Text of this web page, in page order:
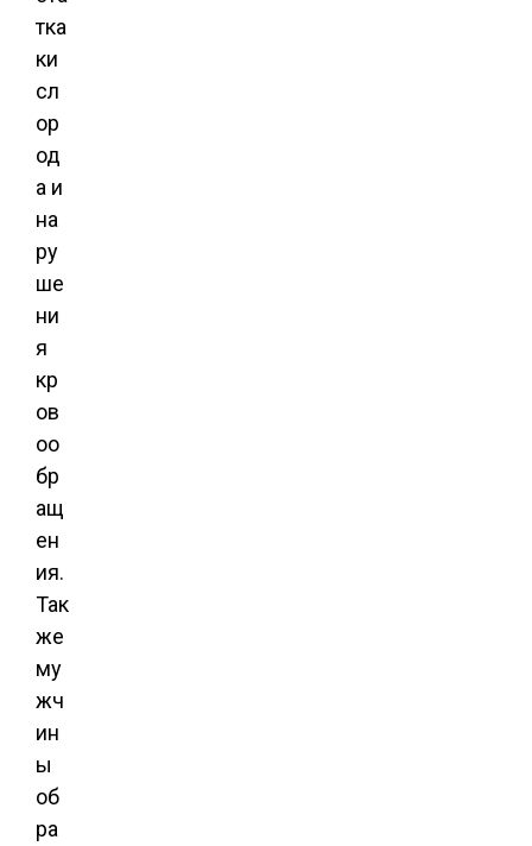
тка
ки
сл
ор
од
а и
на
ру
ше
ни
я
кр
ов
оо
бр
ащ
ен
ия.
Так
же
му
жч
ин
ы
об
ра